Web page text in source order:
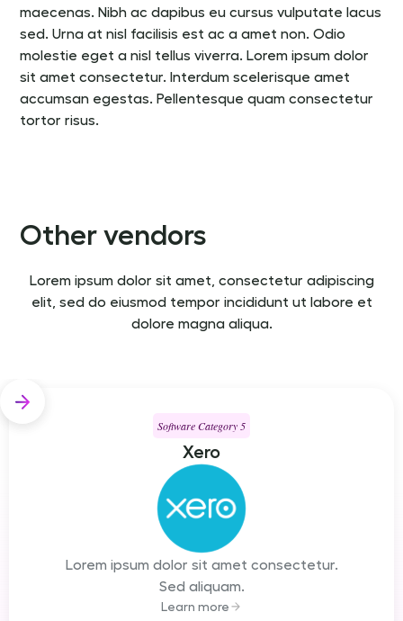
maecenas. Nibh ac dapibus eu cursus vulputate lacus
sed. Urna at nisl facilisis est ac a amet non. Odio
molestie eget a nisl tellus viverra. Lorem ipsum dolor
sit amet consectetur. Interdum scelerisque amet
accumsan egestas. Pellentesque quam consectetur
tortor risus.
Other vendors
Lorem ipsum dolor sit amet, consectetur adipiscing
elit, sed do eiusmod tempor incididunt ut labore et
dolore magna aliqua.
Software Category 5
Xero
Lorem ipsum dolor sit amet consectetur.
Sed aliquam.
Learn more